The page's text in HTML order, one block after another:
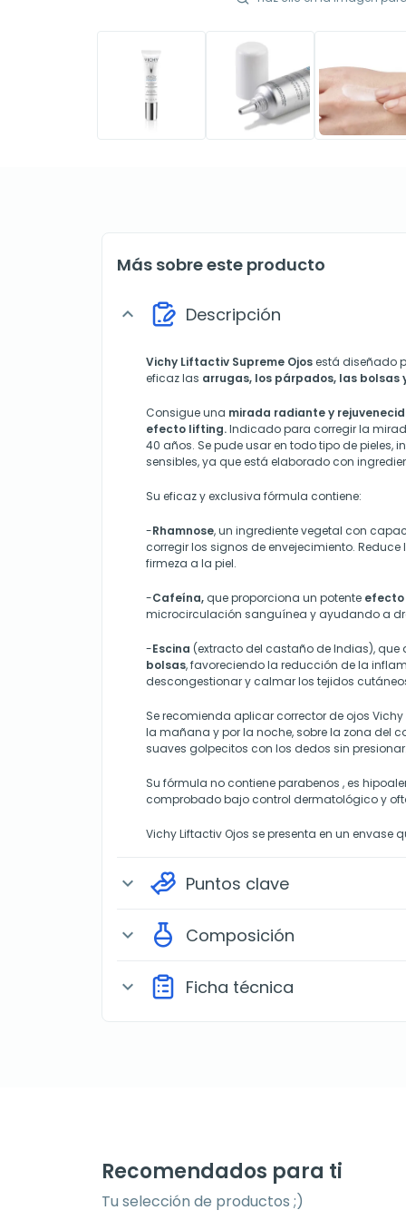
Más sobre este producto
expand_more Descripción
Vichy Liftactiv Supreme Ojosestá diseñado
eficaz las arrugas, los párpados, las bolsas
Consigue una mirada radiante y
efecto lifting.Indicado para corregir la
40 años. Se pude usar en todo tipo de pieles,
sensibles, ya que está elaborado con
Su eficaz y exclusiva fórmula contiene:
-Rhamnose, un ingrediente vegetal con
corregir los signos de envejecimiento.
firmeza a la piel.
-Cafeína, que proporciona un potente
microcirculación sanguínea y ayudando a
-Escina (extracto del castaño de Indias), que
bolsas, favoreciendo la reducción de la
descongestionar y calmar los tejidos
Se recomienda aplicar corrector de ojos
la mañana y por la noche, sobre la zona del
suaves golpecitos con los dedos sin presionar.
Su fórmula no contiene parabenos , es
comprobado bajo control dermatológico y
Vichy Liftactiv Ojos se presenta en un envase
expand_more Puntos clave
expand_more Composición
expand_more Ficha técnica
Recomendados para ti
Tu selección de productos ;)